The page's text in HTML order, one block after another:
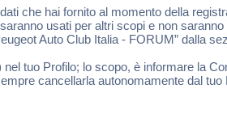
che hai fornito al momento della
usati per altri scopi e non
Auto Club Italia - FORUM” dalla
tuo Profilo; lo scopo, è informare la
cancellarla autonomamente dal